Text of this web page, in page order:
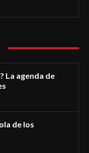
La agenda de
de los